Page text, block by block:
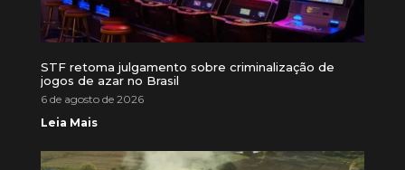
STF retoma julgamento sobre criminalização de
jogos de azar no Brasil
6 de agosto de 2026
Leia Mais